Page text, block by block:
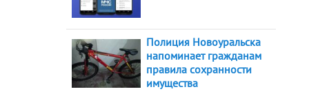
Полиция Новоуральска
напоминает гражданам
правила сохранности
имущества